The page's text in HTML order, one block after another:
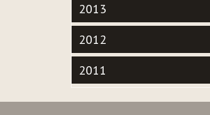
2013
2012
2011